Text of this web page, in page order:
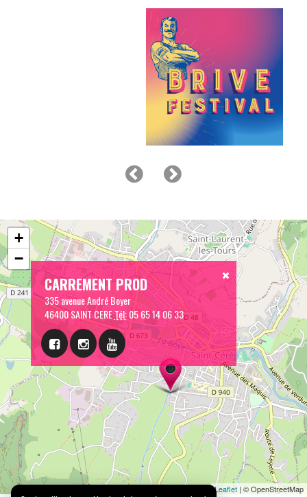
CARREMENT PROD
335 avenue André Boyer
46400 SAINT CERETél:05 65 14 06 33
+
−
Leaflet | © OpenStreetMap